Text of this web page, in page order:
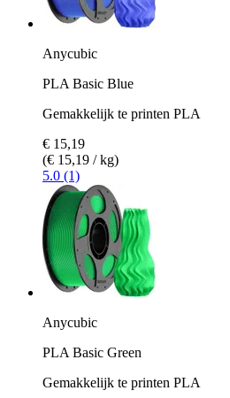
Anycubic
PLA Basic Blue
Gemakkelijk te printen PLA
€ 15,19
(€ 15,19 / kg)
5.0 (1)
Anycubic
PLA Basic Green
Gemakkelijk te printen PLA